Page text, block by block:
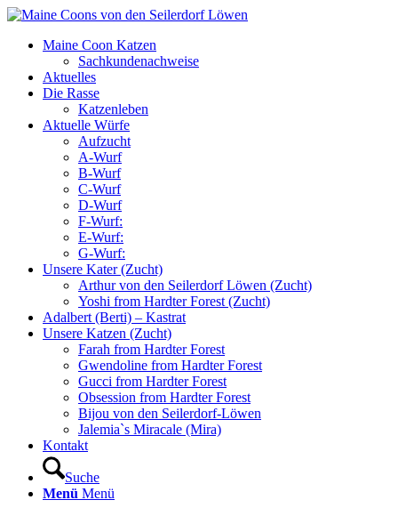
Maine Coon Katzen
Sachkundenachweise
Aktuelles
Die Rasse
Katzenleben
Aktuelle Würfe
Aufzucht
A-Wurf
B-Wurf
C-Wurf
D-Wurf
F-Wurf:
E-Wurf:
G-Wurf:
Unsere Kater (Zucht)
Arthur von den Seilerdorf Löwen (Zucht)
Yoshi from Hardter Forest (Zucht)
Adalbert (Berti) – Kastrat
Unsere Katzen (Zucht)
Farah from Hardter Forest
Gwendoline from Hardter Forest
Gucci from Hardter Forest
Obsession from Hardter Forest
Bijou von den Seilerdorf-Löwen
Jalemia`s Miracale (Mira)
Kontakt
Suche
Menü Menü